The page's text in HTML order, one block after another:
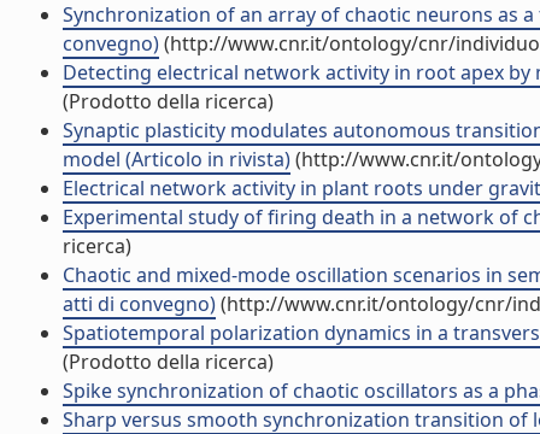
Synchronization of an array of chaotic neurons as
convegno)(http://www.cnr.it/ontology/cnr/
Detecting electrical network activity in root apex
(Prodotto della ricerca)
Synaptic plasticity modulates autonomous
model (Articolo in rivista)(http://www.cnr.it/
Electrical network activity in plant roots under
Experimental study of firing death in a network of
ricerca)
Chaotic and mixed-mode oscillation scenarios in
atti di convegno)(http://www.cnr.it/ontology/cnr/
Spatiotemporal polarization dynamics in a
(Prodotto della ricerca)
Spike synchronization of chaotic oscillators as a
Sharp versus smooth synchronization transition of